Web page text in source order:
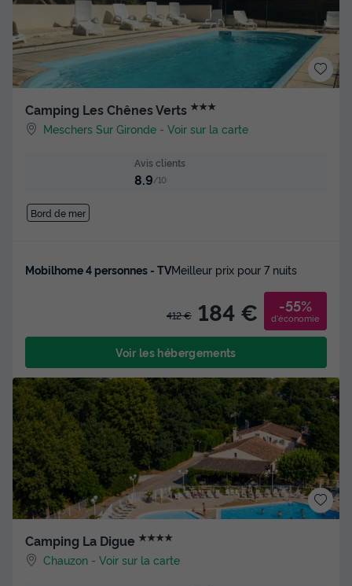
Camping Les Chênes Verts ★★★
Meschers Sur Gironde -Voir sur la carte
Avis clients
8.9/10
Bord de mer
Mobilhome 4 personnes - TVMeilleur prix pour 7 nuits
412 € 184 € -55%
d'économie
Voir les hébergements
Camping La Digue ★★★★
Chauzon -Voir sur la carte